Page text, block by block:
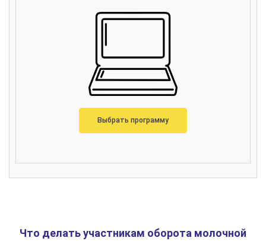
Выбрать программу
Что делать участникам оборота молочной